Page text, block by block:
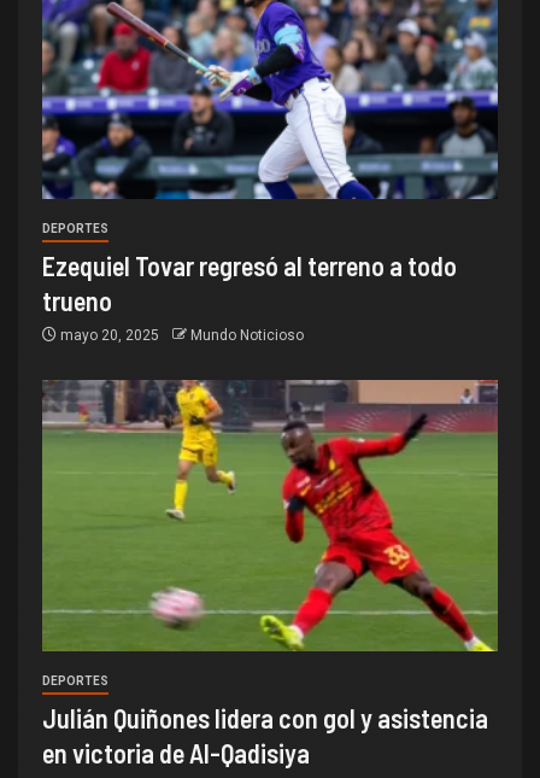
DEPORTES
Ezequiel Tovar regresó al terreno a todo
trueno
mayo 20, 2025 Mundo Noticioso
DEPORTES
Julián Quiñones lidera con gol y asistencia
en victoria de Al-Qadisiya